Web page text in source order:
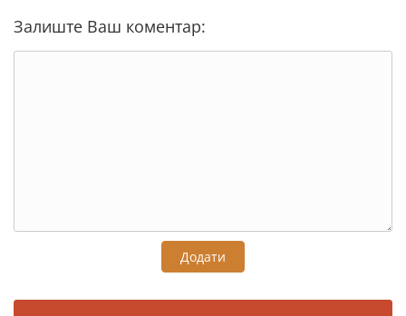
Залиште Ваш коментар:
Додати